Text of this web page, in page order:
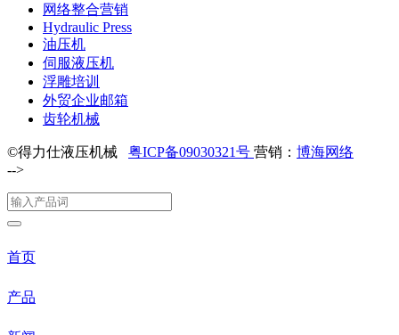
网络整合营销
Hydraulic Press
油压机
伺服液压机
浮雕培训
外贸企业邮箱
齿轮机械
©得力仕液压机械 粤ICP备09030321号 营销： 博海网络
-->
首页
产品